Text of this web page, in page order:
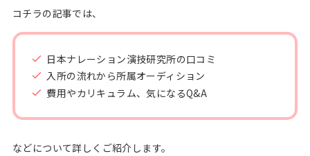
コチラの記事では、
日本ナレーション演技研究所の口コミ
入所の流れから所属オーディション
費用やカリキュラム、気になるQ&A
などについて詳しくご紹介します。